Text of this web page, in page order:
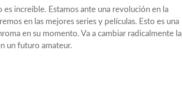
es increíble. Estamos ante una revolución en la
en las mejores series y películas. Esto es una
en su momento. Va a cambiar radicalmente la
un futuro amateur.